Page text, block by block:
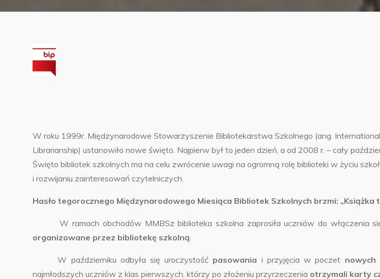
W roku 1999r. Międzynarodowe Stowarzyszenie Bibliotekarstwa Szkolnego (ang.
Librarianship) ustanowiło nowe święto. Najpierw był to jeden dzień, a od 2008 r. – cały
Święto bibliotek szkolnych ma na celu zwrócenie uwagi na ogromną rolę biblioteki w życiu
i rozwijaniu zainteresowań czytelniczych.
Hasło tegorocznego Międzynarodowego Miesiąca Bibliotek Szkolnych brzmi: „Książka
W ramach obchodów MMBSz biblioteka szkolna zaprosiła uczniów do włączenia
organizowane przez bibliotekę szkolną
W październiku odbyła się uroczystość pasowania i przyjęcia w poczet nowych
najmłodszych uczniów z klas pierwszych, którzy po złożeniu przyrzeczenia otrzymali karty